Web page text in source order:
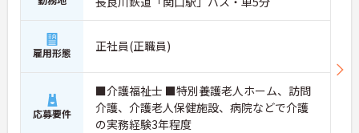
・介護福祉士や初任者研修などの資格や実務経験、
夜勤回数がしっかりと給与に反映されるためモチベ
ーションを維持できます
・年次を問わずリーダーや主任などのマネジメント
職へ昇格する事例も多数あり、腰を据えて長期的な
キャリア形成が可能です
雇用形態 正社員(正職員)
応募要件
■介護福祉士 ■特別養護老人ホーム、訪問
介護、介護老人保健施設、病院などで介護
の実務経験3年程度